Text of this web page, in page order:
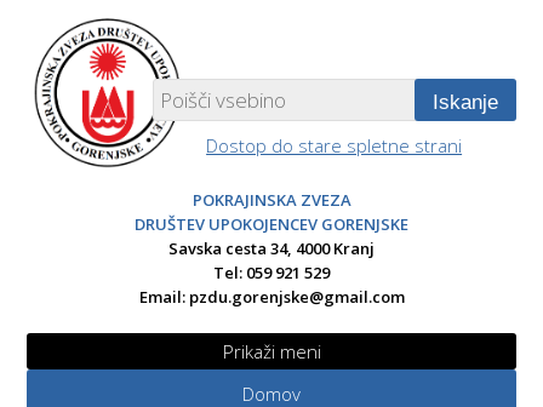
POKRAJINSKA ZVEZA
DRUŠTEV UPOKOJENCEV GORENJSKE
Savska cesta 34, 4000 Kranj
Tel: 059 921 529
Email: pzdu.gorenjske@gmail.com
Iskanje
Dostop do stare spletne strani
Prikaži meni
Domov